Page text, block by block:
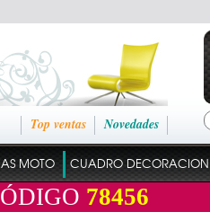
Novedades
Top ventas
MOTO CUADRO DECORACION
78456